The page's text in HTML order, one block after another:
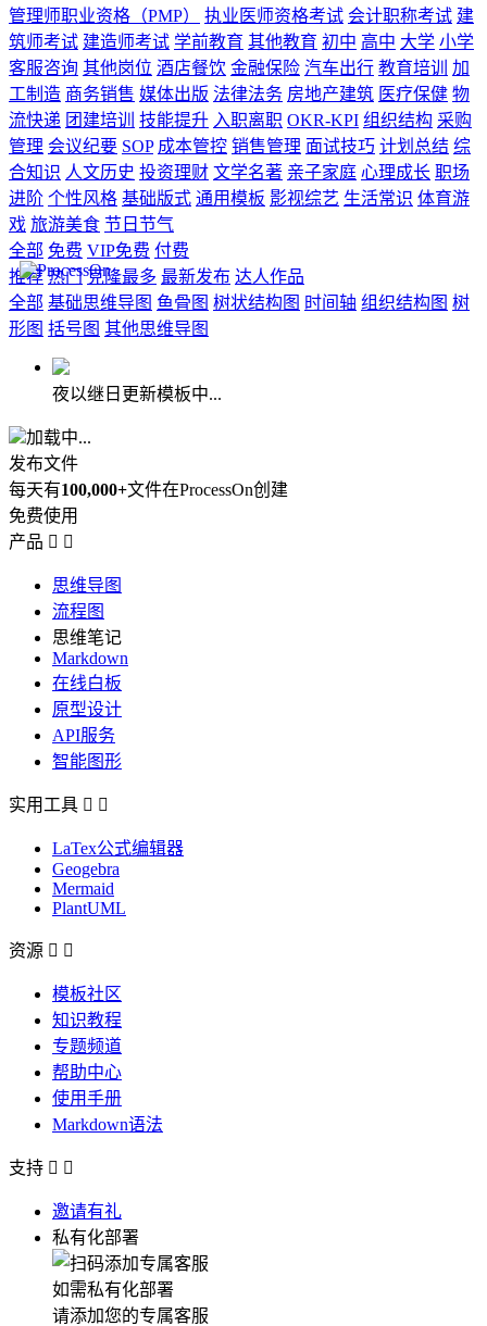
管理师职业资格（PMP）
执业医师资格考试 会计职称考试 建
筑师考试 建造师考试 学前教育 其他教育 初中 高中 大学 小学
客服咨询 其他岗位 酒店餐饮 金融保险 汽车出行 教育培训
加
工制造 商务销售 媒体出版 法律法务 房地产建筑 医疗保健 物
流快递 团建培训 技能提升 入职离职 OKR-KPI 组织结构 采购
管理 会议纪要 SOP 成本管控 销售管理 面试技巧 计划总结 综
合知识 人文历史 投资理财 文学名著 亲子家庭 心理成长 职场
进阶 个性风格 基础版式 通用模板 影视综艺 生活常识 体育游
戏 旅游美食 节日节气
全部 免费 VIP免费 付费
推荐 热门 克隆最多 最新发布 达人作品
全部 基础思维导图 鱼骨图 树状结构图 时间轴 组织结构图 树
形图 括号图 其他思维导图
夜以继日更新模板中...
加载中...
发布文件
每天有100,000+文件在ProcessOn创建
免费使用
产品  
思维导图
流程图
思维笔记
Markdown
在线白板
原型设计
API服务
智能图形
实用工具  
LaTex公式编辑器
Geogebra
Mermaid
PlantUML
资源  
模板社区
知识教程
专题频道
帮助中心
使用手册
Markdown语法
支持  
邀请有礼
私有化部署
如需私有化部署
请添加您的专属客服